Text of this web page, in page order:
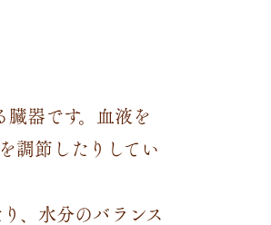
器です。血液を
調節したりしてい
、水分のバランス